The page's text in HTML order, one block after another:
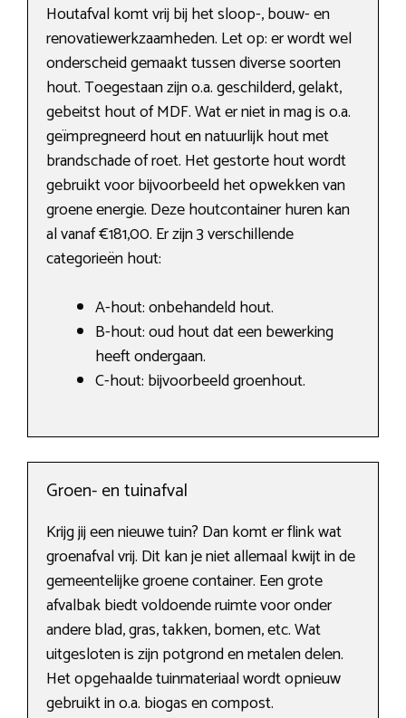
Houtafval komt vrij bij het sloop-, bouw- en
renovatiewerkzaamheden. Let op: er wordt wel
onderscheid gemaakt tussen diverse soorten
hout. Toegestaan zijn o.a. geschilderd, gelakt,
gebeitst hout of MDF. Wat er niet in mag is o.a.
geïmpregneerd hout en natuurlijk hout met
brandschade of roet. Het gestorte hout wordt
gebruikt voor bijvoorbeeld het opwekken van
groene energie. Deze houtcontainer huren kan
al vanaf €181,00. Er zijn 3 verschillende
categorieën hout:
A-hout: onbehandeld hout.
B-hout: oud hout dat een bewerking
heeft ondergaan.
C-hout: bijvoorbeeld groenhout.
Groen- en tuinafval
Krijg jij een nieuwe tuin? Dan komt er flink wat
groenafval vrij. Dit kan je niet allemaal kwijt in de
gemeentelijke groene container. Een grote
afvalbak biedt voldoende ruimte voor onder
andere blad, gras, takken, bomen, etc. Wat
uitgesloten is zijn potgrond en metalen delen.
Het opgehaalde tuinmateriaal wordt opnieuw
gebruikt in o.a. biogas en compost.